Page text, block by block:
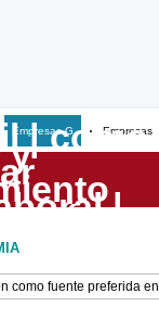
Empresas G Empresas
como fuente preferida en